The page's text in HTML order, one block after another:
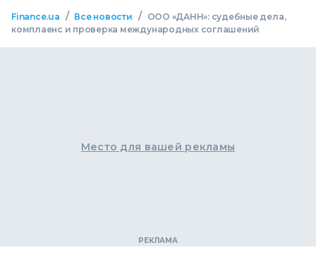
Finance.ua / Все новости /
ООО «ДАНН»: судебные дела,
комплаенс и проверка международных соглашений
Место для вашей рекламы